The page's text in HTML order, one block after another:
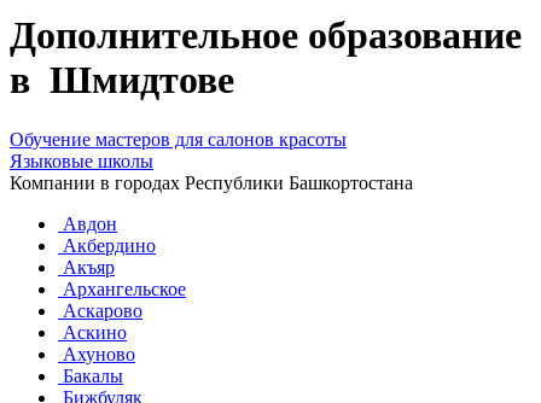
Дополнительное образование
в Шмидтове
Обучение мастеров для салонов красоты
Языковые школы
Компании в городах Республики Башкортостана
Авдон
Акбердино
Акъяр
Архангельское
Аскарово
Аскино
Ахуново
Бакалы
Бижбуляк